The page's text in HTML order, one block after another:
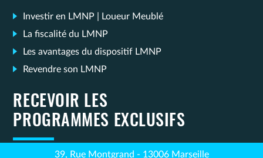
Investir en LMNP | Loueur Meublé
La fiscalité du LMNP
Les avantages du dispositif LMNP
Revendre son LMNP
RECEVOIR LES
PROGRAMMES EXCLUSIFS
39, Rue Montgrand - 13006 Marseille